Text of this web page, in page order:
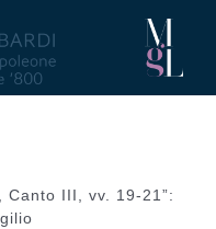
Canto III, vv. 19-21”: